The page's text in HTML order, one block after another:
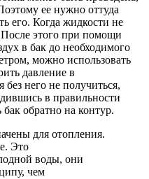
ее нужно оттуда
его. Когда жидкости не
После этого при помощи
в бак до необходимого
можно использовать
давление в
него не получиться,
в правильности
обратно на контур.
для отопления.
Это
воды, они
чем